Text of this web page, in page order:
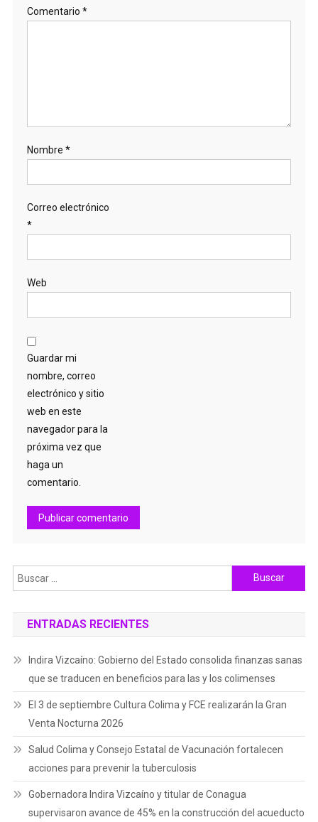
Comentario *
Nombre *
Correo electrónico
*
Web
Guardar mi
nombre, correo
electrónico y sitio
web en este
navegador para la
próxima vez que
haga un
comentario.
Buscar:
ENTRADAS RECIENTES
Indira Vizcaíno: Gobierno del Estado consolida finanzas sanas
que se traducen en beneficios para las y los colimenses
El 3 de septiembre Cultura Colima y FCE realizarán la Gran
Venta Nocturna 2026
Salud Colima y Consejo Estatal de Vacunación fortalecen
acciones para prevenir la tuberculosis
Gobernadora Indira Vizcaíno y titular de Conagua
supervisaron avance de 45% en la construcción del acueducto